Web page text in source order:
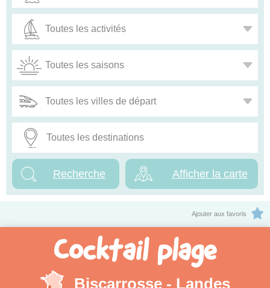
Afficher la carte
Ajouter aux favoris
Cocktail plage
Biscarrosse - Landes